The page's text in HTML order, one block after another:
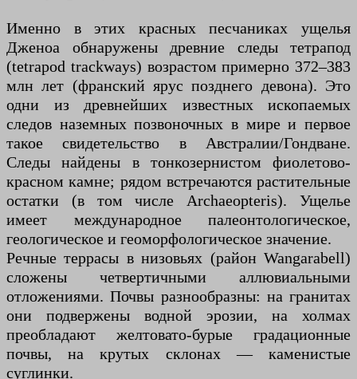
Именно в этих красных песчаниках ущелья
Дженоа обнаружены древние следы тетрапод
(tetrapod trackways) возрастом примерно 372–383
млн лет (франский ярус позднего девона). Это
одни из древнейших известных ископаемых
следов наземных позвоночных в мире и первое
такое свидетельство в Австралии/Гондване.
Следы найдены в тонкозернистом фиолетово-
красном камне; рядом встречаются растительные
остатки (в том числе Archaeopteris). Ущелье
имеет международное палеонтологическое,
геологическое и геоморфологическое значение.
Речные террасы в низовьях (район Wangarabell)
сложены четвертичными аллювиальными
отложениями. Почвы разнообразны: на гранитах
они подвержены водной эрозии, на холмах
преобладают желтовато-бурые градационные
почвы, на крутых склонах — каменистые
суглинки.